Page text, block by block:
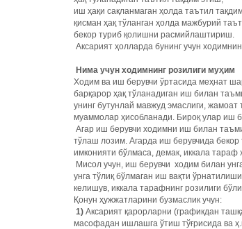
иш ҳақи сақланмаган ҳолда таътил
қисман ҳақ тўланган ҳолда мажбурий
бекор туриб қолишни расмийлаштириш.
Аксарият ҳолларда бунинг учун
Нима учун ходимнинг розилиги муҳим
Ходим ва иш берувчи ўртасида меҳнат
барқарор ҳақ тўланадиган иш билан
унинг бутунлай мавжуд эмаслиги, жамоат
муаммолар ҳисобланади. Бироқ улар иш
Агар иш берувчи ходимни иш билан
тўлаш лозим. Агарда иш берувчида
имконияти бўлмаса, демак, иккала
Мисол учун, иш берувчи ходим билан
унга тўлиқ бўлмаган иш вақти
келишув, иккала тарафнинг розилиги
Қонун ҳужжатларини бузмаслик учун:
1) Аксарият қарорларни (графикдан
масофадан ишлашга ўтиш тўғрисида ва